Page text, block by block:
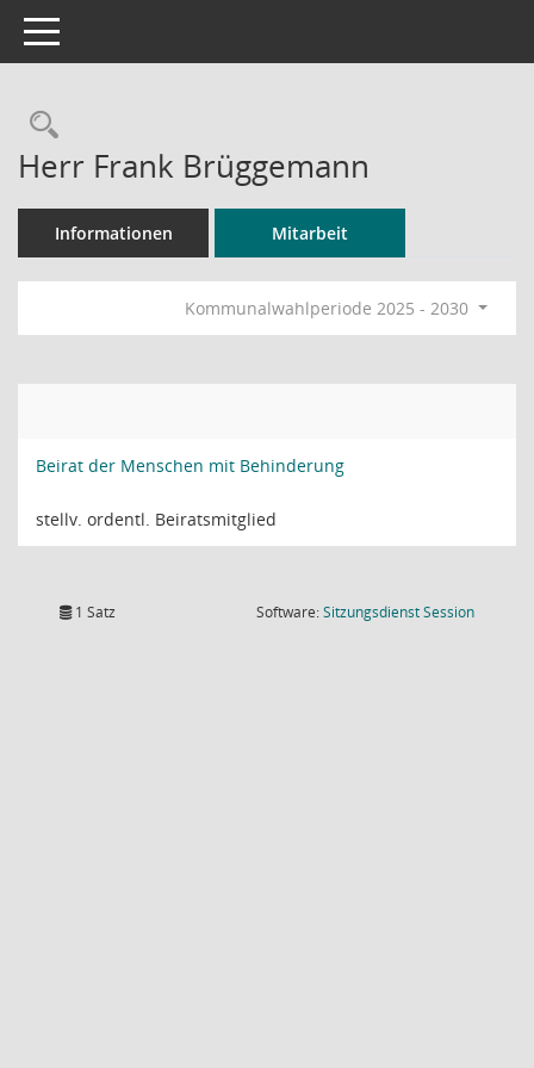
Toggle navigation
Rechercheauswahl
Herr Frank Brüggemann
Informationen Mitarbeit
Kommunalwahlperiode 2025 - 2030
Beirat der Menschen mit Behinderung
stellv. ordentl. Beiratsmitglied
1 Satz Software:SitzungsdienstSession(Wird in